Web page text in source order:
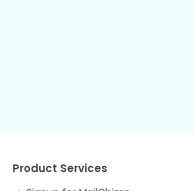
Product Services